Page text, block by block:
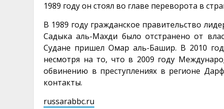
1989 году он стоял во главе переворота в
В 1989 году гражданское правительство
Садыка аль-Махди было отстранено от
Судане пришел Омар аль-Башир. В 2010
несмотря на то, что в 2009 году
обвинению в преступлениях в регионе
контакты.
russarabbc.ru